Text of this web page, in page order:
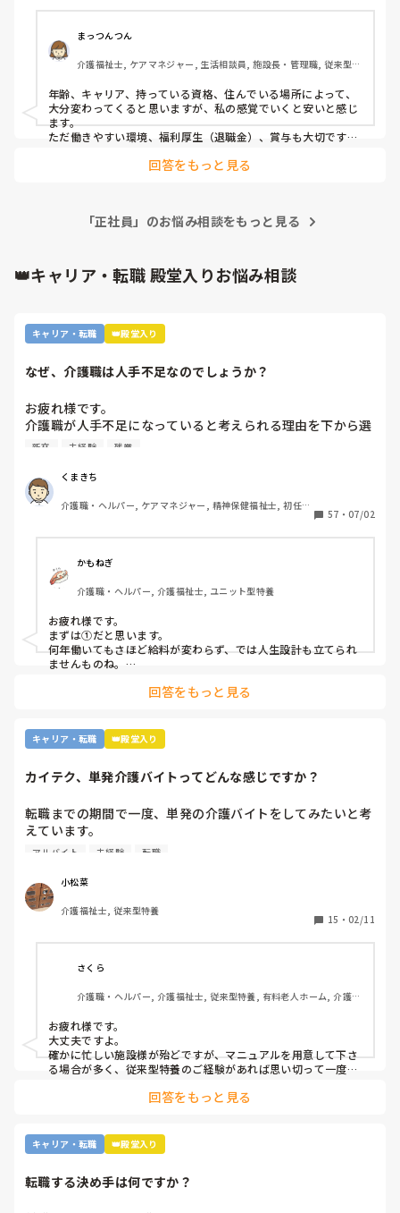
まっつんつん
介護福祉士, ケアマネジャー, 生活相談員, 施設長・管理職, 従来型特
年齢、キャリア、持っている資格、住んでいる場所によって、
大分変わってくると思いますが、私の感覚でいくと安いと感じ
ます。
ただ働きやすい環境、福利厚生（退職金）、賞与も大切です
どうかも考えることができると思います。施設によっても見せ
回答をもっと見る
「正社員」のお悩み相談をもっと見る
👑キャリア・転職 殿堂入りお悩み相談
キャリア・転職 👑殿堂入り
なぜ、介護職は人手不足なのでしょうか？
お疲れ様です。
介護職が人手不足になっていると考えられる理由を下から選
んで下さい
②利用者に叩かれるなど危険があるから。
③他業種に転職できるスキルがつかなさそうだから。
④職場の立地が悪いところが多いから。
⑥施設を作りすぎているから。
⑦時間外労働が多いから。
⑧介護の業界人が綺麗事しか言わないから。
⑨人がいないのに新卒を優遇するから。
⑩未経験可の求人しかないから。
11マネジメント層がまともでないから。
12その他
新卒 未経験 残業
くまきち
介護職・ヘルパー, ケアマネジャー, 精神保健福祉士, 初任者
57 ・ 07/02
かもねぎ
介護職・ヘルパー, 介護福祉士, ユニット型特養
お疲れ様です。
まずは①だと思います。
何年働いてもさほど給料が変わらず、では人生設計も立てられ
ませんものね。
回答をもっと見る
キャリア・転職 👑殿堂入り
カイテク、単発介護バイトってどんな感じですか？
転職までの期間で一度、単発の介護バイトをしてみたいと考
えています。
ですが単発バイトを求めてるってことはそれなりに忙しい施
かなか踏み出せずにいます。
もし経験ある方いらっしゃいましたら、どんな感じだったか
アルバイト 未経験 転職
小松菜
介護福祉士, 従来型特養
15 ・ 02/11
さくら
介護職・ヘルパー, 介護福祉士, 従来型特養, 有料老人ホーム, 介護老
実務者研修, ユニット型特養, 障害者支援施設
お疲れ様です。
大丈夫ですよ。
確かに忙しい施設様が殆どですが、マニュアルを用意して下さ
る場合が多く、従来型特養のご経験があれば思い切って一度働
施設様のレビューが書かれているので、参考になさると良いか
回答をもっと見る
キャリア・転職 👑殿堂入り
転職する決め手は何ですか？